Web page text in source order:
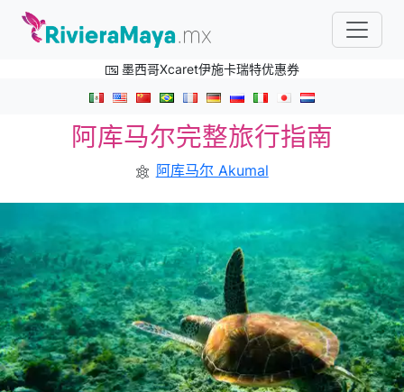
墨西哥Xcaret伊施卡瑞特优惠券
阿库马尔完整旅行指南
阿库马尔 Akumal